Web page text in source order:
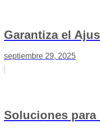
Garantiza el
septiembre 29, 2025
Soluciones para